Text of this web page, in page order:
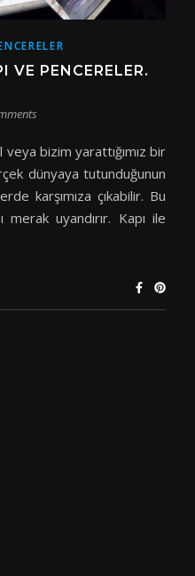
PENCERELER.
bizim yarattığımız bir
dünyaya tutunduğunun
karşımıza çıkabilir. Bu
merak uyandırır. Kapı ile